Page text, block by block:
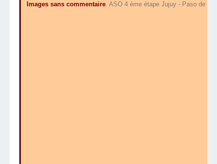
Images sans commentaire. ASO 4 ème étape Jujuy - Paso de